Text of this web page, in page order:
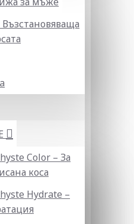
Color – За
коса
Hydrate –